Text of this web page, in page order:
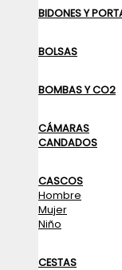
BIDONES Y
BOLSAS
BOMBAS Y CO2
CÁMARAS
CANDADOS
CASCOS
Hombre
Mujer
Niño
CESTAS